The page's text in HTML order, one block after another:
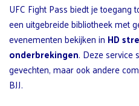
UFC Fight Pass biedt je toegang
een uitgebreide bibliotheek met
evenementen bekijken in HD
onderbrekingen. Deze service
gevechten, maar ook andere
BJJ.